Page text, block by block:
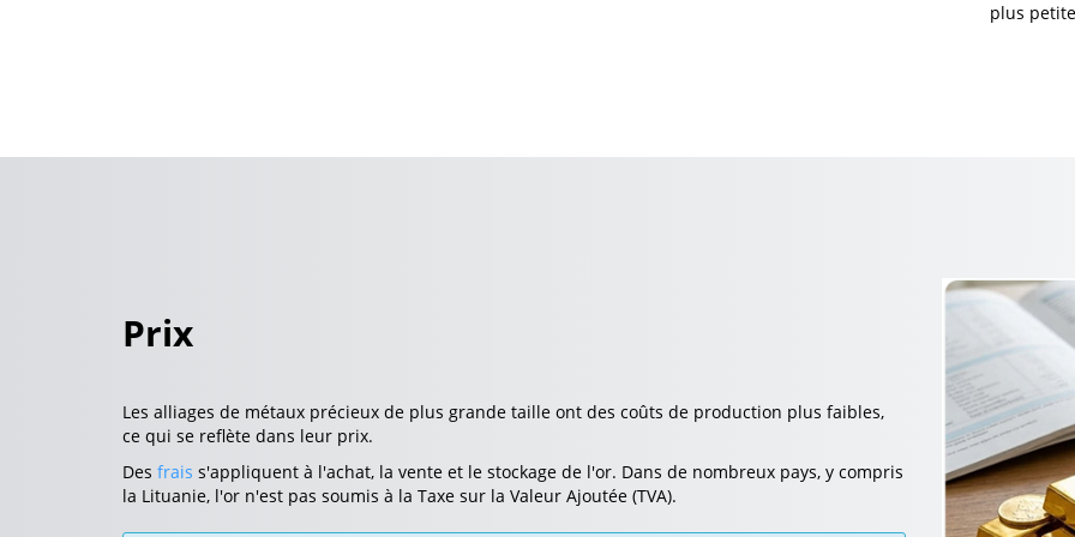
plus
Prix
Les alliages de métaux précieux de plus grande taille ont des coûts de production plus faibles,
ce qui se reflète dans leur prix.
Des frais s'appliquent à l'achat, la vente et le stockage de l'or. Dans de nombreux pays, y compris
la Lituanie, l'or n'est pas soumis à la Taxe sur la Valeur Ajoutée (TVA).